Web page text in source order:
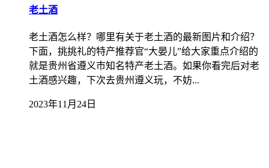
老土酒
老土酒怎么样？哪里有关于老土酒的最新图片和介绍？
下面，挑挑礼的特产推荐官“大晏儿”给大家重点介绍的
就是贵州省遵义市知名特产老土酒。如果你看完后对老
土酒感兴趣，下次去贵州遵义玩，不妨...
2023年11月24日